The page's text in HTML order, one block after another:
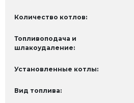
Количество котлов:
Топливоподача и
шлакоудаление:
Установленные котлы:
Вид топлива: